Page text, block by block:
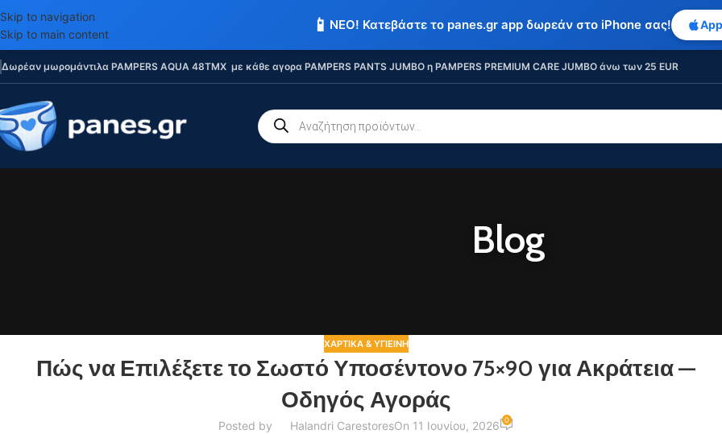
📱 ΝΕΟ! Κατεβάστε το panes.gr app δωρεάν στο iPhone σας!
Skip to navigation
Skip to main content
Δωρέαν μωρομάντιλα PAMPERS AQUA 48TMX με κάθε αγορα PAMPERS PANTS JUMBO η PAMPERS PREMIUM CARE JUMBO άνω των 25 EUR
Blog
ΧΑΡΤΙΚΆ & ΥΓΙΕΙΝΉ
Πώς να Επιλέξετε το Σωστό Υποσέντονο 75×90 για Ακράτεια —
Οδηγός Αγοράς
Posted by Halandri CarestoresOn 11 Ιουνίου, 2026 0